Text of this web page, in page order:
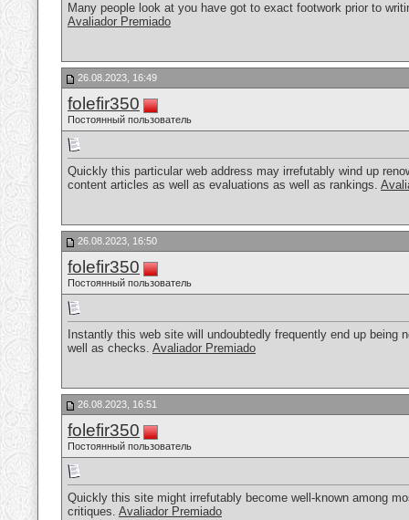
Many people look at you have got to exact footwork prior to
Avaliador Premiado
26.08.2023, 16:49
folefir350
Постоянный пользователь
Quickly this particular web address may irrefutably wind up
content articles as well as evaluations as well as rankings.
26.08.2023, 16:50
folefir350
Постоянный пользователь
Instantly this web site will undoubtedly frequently end up
well as checks. Avaliador Premiado
26.08.2023, 16:51
folefir350
Постоянный пользователь
Quickly this site might irrefutably become well-known among
critiques. Avaliador Premiado